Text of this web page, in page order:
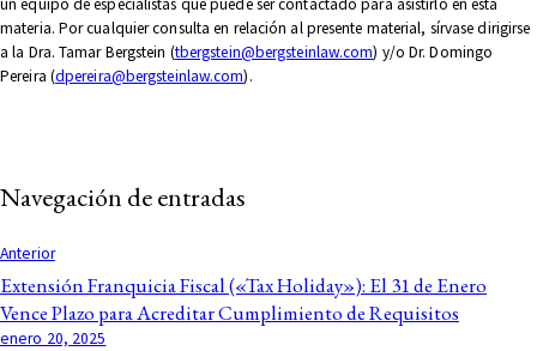
materia. Por cualquier consulta en relación al presente material, sírvase dirigirse
a la Dra. TamarBergstein (tbergstein@bergsteinlaw.com) y/o Dr. Domingo
Pereira (dpereira@bergsteinlaw.com).
Navegación de entradas
Anterior
Extensión Franquicia Fiscal («Tax Holiday»): El 31 de Enero
Vence Plazo para Acreditar Cumplimiento de Requisitos
enero 20, 2025